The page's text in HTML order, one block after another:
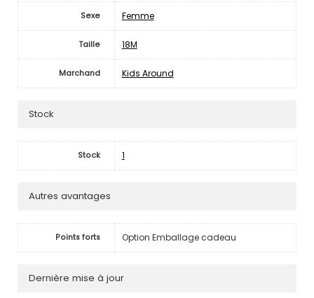
Sexe Femme
Taille 18M
Marchand Kids Around
Stock
Stock 1
Autres avantages
Points forts Option Emballage cadeau
Dernière mise à jour